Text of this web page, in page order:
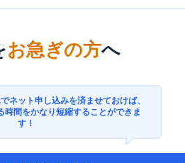
お急ぎの方へ
ネット申し込みを済ませておけば、
時間をかなり短縮することができま
す！